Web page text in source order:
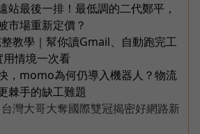
站最後一排！最低調的二代鄭平，
市場重新定價？
教學｜幫你讀Gmail、自動跑完工
情境一次看
，momo為何仍導入機器人？物流
棘手的缺工難題
灣大哥大奪國際雙冠揭密好網路新